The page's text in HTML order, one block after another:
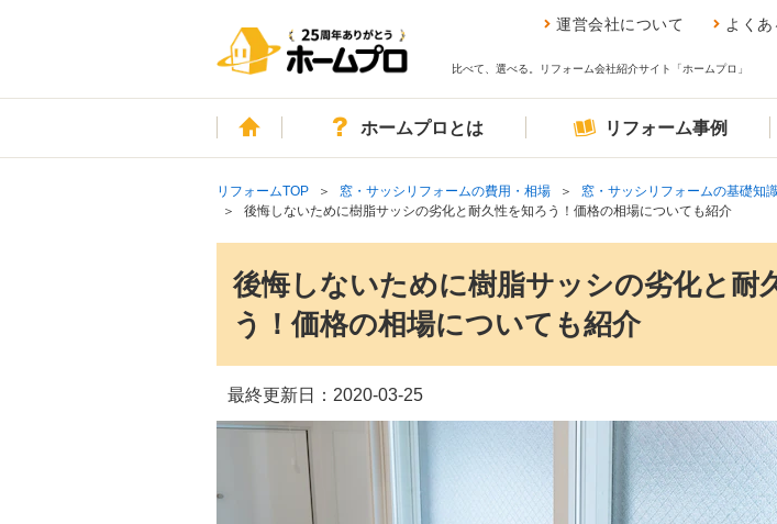
運営会社について よくあ
比べて、選べる。リフォーム会社紹介サイト「ホームプロ」
ホームホームプロとは リフォーム事例
リフォームTOP 窓・サッシリフォームの費用・相場
窓・サッシリフォームの基礎知
後悔しないために樹脂サッシの劣化と耐久性を知ろう！価格の相場についても紹介
後悔しないために樹脂サッシの劣化と耐
う！価格の相場についても紹介
最終更新日： 2020-03-25